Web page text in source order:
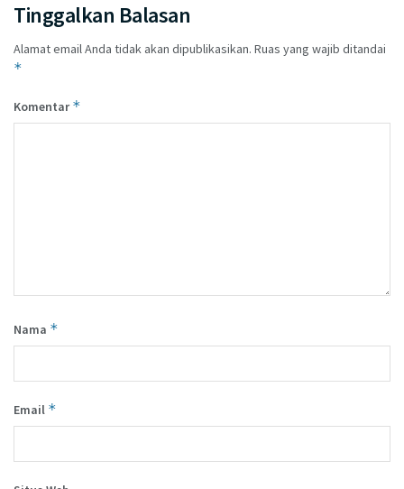
Tinggalkan Balasan
Alamat email Anda tidak akan dipublikasikan. Ruas yang wajib ditandai
*
Komentar*
Nama *
Email *